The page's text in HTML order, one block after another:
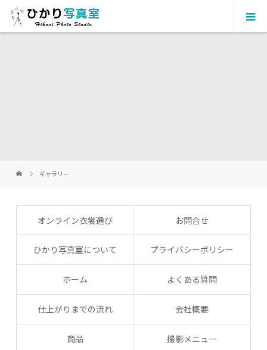
ギャラリー
オンライン衣裳選び お問合せ
ひかり写真室について プライバシーポリシー
ホーム よくある質問
仕上がりまでの流れ 会社概要
商品 撮影メニュー